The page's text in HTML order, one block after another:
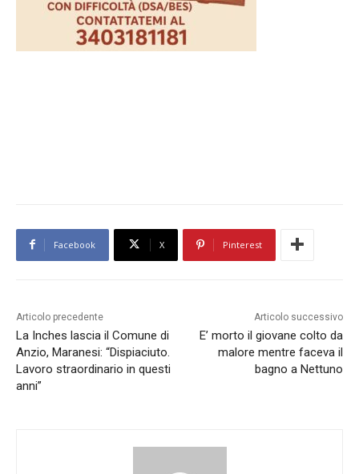
Facebook X Pinterest
Articolo precedente
La Inches lascia il Comune di
Anzio, Maranesi: “Dispiaciuto.
Lavoro straordinario in questi
anni”
Articolo successivo
E’ morto il giovane colto da
malore mentre faceva il
bagno a Nettuno